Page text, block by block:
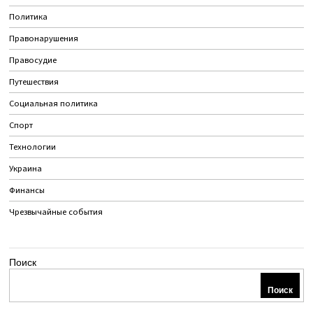
Политика
Правонарушения
Правосудие
Путешествия
Социальная политика
Спорт
Технологии
Украина
Финансы
Чрезвычайные события
Поиск
Поиск